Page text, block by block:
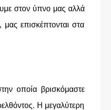
στον ύπνο μας αλλά
επισκέπτονται στα
οποία βρισκόμαστε
Η μεγαλύτερη